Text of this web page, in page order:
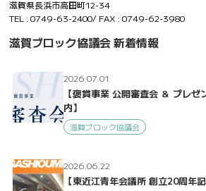
滋賀県長浜市高田町12-34
TEL : 0749-63-2400/ FAX : 0749-62-3980
滋賀ブロック協議会 新着情報
2026.07.01
【褒賞事業 公開審査会 ＆ プレ
内】
滋賀ブロック協議会
2026.06.22
【東近江青年会議所 創立20周年